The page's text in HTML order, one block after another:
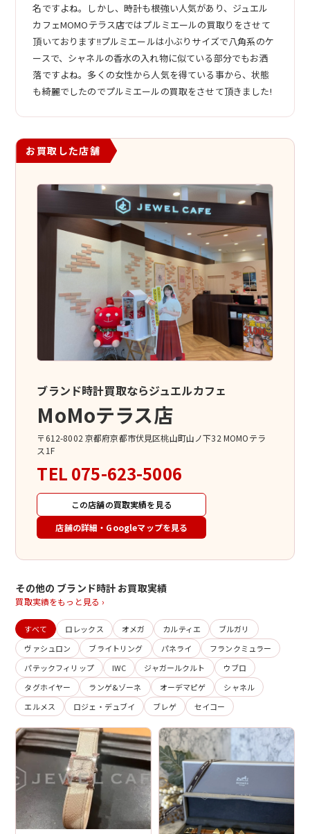
名ですよね。しかし、時計も根強い人気があり、ジュエル
カフェMOMOテラス店ではプルミエールの買取りをさせて
頂いております!!プルミエールは小ぶりサイズで八角系のケ
ースで、シャネルの香水の入れ物に似ている部分でもお洒
落ですよね。多くの女性から人気を得ている事から、状態
も綺麗でしたのでプルミエールの買取をさせて頂きました!
お買取した店舗
ブランド時計買取ならジュエルカフェ
MoMoテラス店
〒612-8002 京都府京都市伏見区桃山町山ノ下32 MOMOテラ
ス1F
TEL 075-623-5006
この店舗の買取実績を見る
店舗の詳細・Googleマップを見る
その他の ブランド時計 お買取実績
買取実績をもっと見る ›
すべて ロレックス オメガ カルティエ
ブルガリ
ヴァシュロン
ブライトリング パネライ
フランクミュラー
パテックフィリップ
IWC ジャガールクルト
ウブロ
タグホイヤー
ランゲ&ゾーネ オーデマピゲ
シャネル
エルメス
ロジェ・デュブイ ブレゲ セイコー